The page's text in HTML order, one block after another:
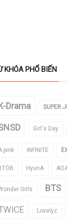
KHÓA PHỔ BIẾN
Drama SUPER
Girl's Day
pink INFINITE
HyunA
Girls BTS
Lovelyz